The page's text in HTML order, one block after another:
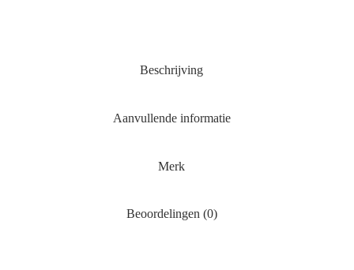
Beschrijving
Aanvullende informatie
Merk
Beoordelingen (0)